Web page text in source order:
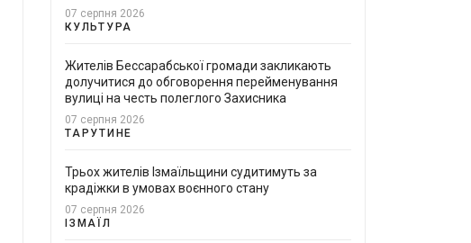
07 серпня 2026
КУЛЬТУРА
Жителів Бессарабської громади закликають
долучитися до обговорення перейменування
вулиці на честь полеглого Захисника
07 серпня 2026
ТАРУТИНЕ
Трьох жителів Ізмаїльщини судитимуть за
крадіжки в умовах воєнного стану
07 серпня 2026
ІЗМАЇЛ